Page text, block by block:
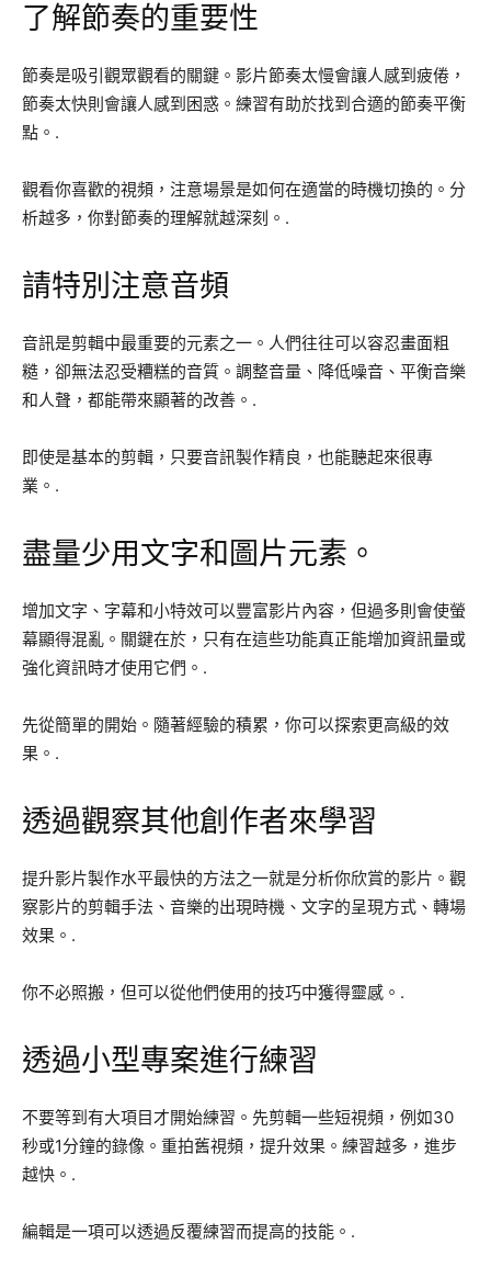
了解節奏的重要性
節奏是吸引觀眾觀看的關鍵。影片節奏太慢會讓人感到疲倦，
節奏太快則會讓人感到困惑。練習有助於找到合適的節奏平衡
點。.
觀看你喜歡的視頻，注意場景是如何在適當的時機切換的。分
析越多，你對節奏的理解就越深刻。.
請特別注意音頻
音訊是剪輯中最重要的元素之一。人們往往可以容忍畫面粗
糙，卻無法忍受糟糕的音質。調整音量、降低噪音、平衡音樂
和人聲，都能帶來顯著的改善。.
即使是基本的剪輯，只要音訊製作精良，也能聽起來很專
業。.
盡量少用文字和圖片元素。
增加文字、字幕和小特效可以豐富影片內容，但過多則會使螢
幕顯得混亂。關鍵在於，只有在這些功能真正能增加資訊量或
強化資訊時才使用它們。.
先從簡單的開始。隨著經驗的積累，你可以探索更高級的效
果。.
透過觀察其他創作者來學習
提升影片製作水平最快的方法之一就是分析你欣賞的影片。觀
察影片的剪輯手法、音樂的出現時機、文字的呈現方式、轉場
效果。.
你不必照搬，但可以從他們使用的技巧中獲得靈感。.
透過小型專案進行練習
不要等到有大項目才開始練習。先剪輯一些短視頻，例如30
秒或1分鐘的錄像。重拍舊視頻，提升效果。練習越多，進步
越快。.
編輯是一項可以透過反覆練習而提高的技能。.